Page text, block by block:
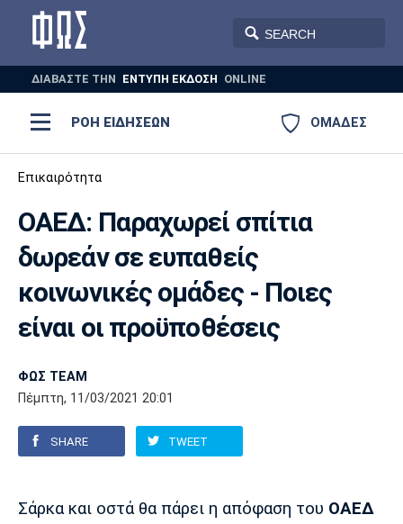
ΔΙΑΒΑΣΤΕ THN ΕΝΤΥΠΗ ΕΚΔΟΣΗ ONLINE
ΟΜΑΔΕΣ
ΡΟΗ ΕΙΔΗΣΕΩΝ
ΠΟΔΟΣΦΑΙΡΟ
ΠΟΛΟ ΣΠΟΡ
AUTO-MOTO PLUS
Ποδόσφαιρο
Super League 1
Super League 2
Γ Εθνική
Champions League
Europa League
Μπάσκετ
Ελλάδα
Εθνική
ΝΒΑ
Α Γυναικών
Ολυμπιακοί Αγώνες
Βόλεϊ
Τένις
Σπορ
Ολυμπιακός ΑΕΚ
Αστέρας
ΠΑΣ Γιάννινα
Επικαιρότητα
ΟΑΕΔ: Παραχωρεί σπίτια
δωρεάν σε ευπαθείς
κοινωνικές ομάδες - Ποιες
είναι οι προϋποθέσεις
ΦΩΣ TEAM
Πέμπτη, 11/03/2021 20:01
SHARE TWEET
Σάρκα και οστά θα πάρει η απόφαση του ΟΑΕΔ